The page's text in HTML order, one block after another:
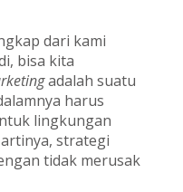
dari kami
bisa kita
adalah suatu
harus
lingkungan
strategi
tidak merusak